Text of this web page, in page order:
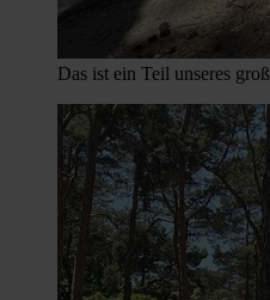
Das ist ein Teil unseres